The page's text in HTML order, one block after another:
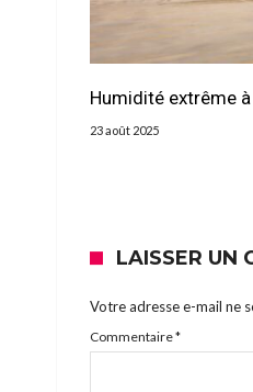
Humidité extrême à
23 août 2025
LAISSER UN
Votre adresse e-mail ne
Commentaire*